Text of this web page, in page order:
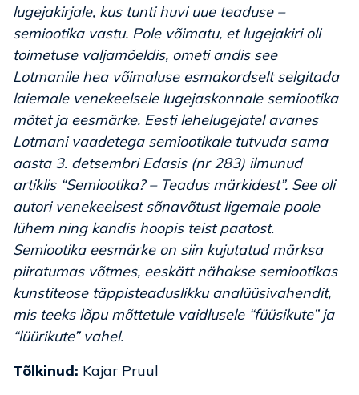
lugejakirjale, kus tunti huvi uue teaduse –
semiootika vastu. Pole võimatu, et lugejakiri oli
toimetuse valjamõeldis, ometi andis see
Lotmanile hea võimaluse esmakordselt selgitada
laiemale venekeelsele lugejaskonnale semiootika
mõtet ja eesmärke. Eesti lehelugejatel avanes
Lotmani vaadetega semiootikale tutvuda sama
aasta 3. detsembriEdasis(nr 283) ilmunud
artiklis “Semiootika? – Teadus märkidest”. See oli
autori venekeelsest sõnavõtust ligemale poole
lühem ning kandis hoopis teist paatost.
Semiootika eesmärke on siin kujutatud märksa
piiratumas võtmes, eeskätt nähakse semiootikas
kunstiteose täppisteaduslikku analüüsivahendit,
mis teeks lõpu mõttetule vaidlusele “füüsikute” ja
“lüürikute” vahel.
Tõlkinud: Kajar Pruul